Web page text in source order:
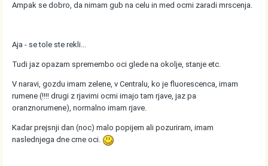
Ampak se dobro, da nimam gub na celu in med ocmi zaradi mrscenja.
Aja - se tole ste rekli...
Tudi jaz opazam spremembo oci glede na okolje, stanje etc.
V naravi, gozdu imam zelene, v Centralu, ko je fluorescenca, imam
rumene (!!!! drugi z rjavimi ocmi imajo tam rjave, jaz pa
oranznorumene), normalno imam rjave.
Kadar prejsnji dan (noc) malo popijem ali pozuriram, imam
naslednjega dne crne oci.